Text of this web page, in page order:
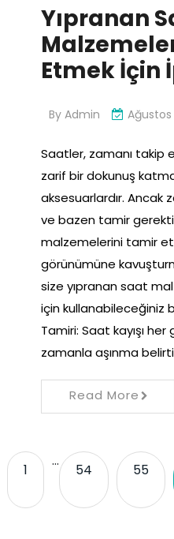
Yıpranan
Etmek İçin
By Admin Ağustos
Saatler, zamanı takip
zarif bir dokunuş
aksesuarlardır. Ancak
ve bazen tamir
malzemelerini tamir
görünümüne
size yıpranan saat
için kullanabileceğiniz
Tamiri: Saat kayışı her
zamanla aşınma
Read More
1
…
54 55